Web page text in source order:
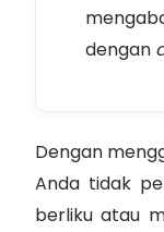
dengan
Dengan
Anda tidak
berliku atau